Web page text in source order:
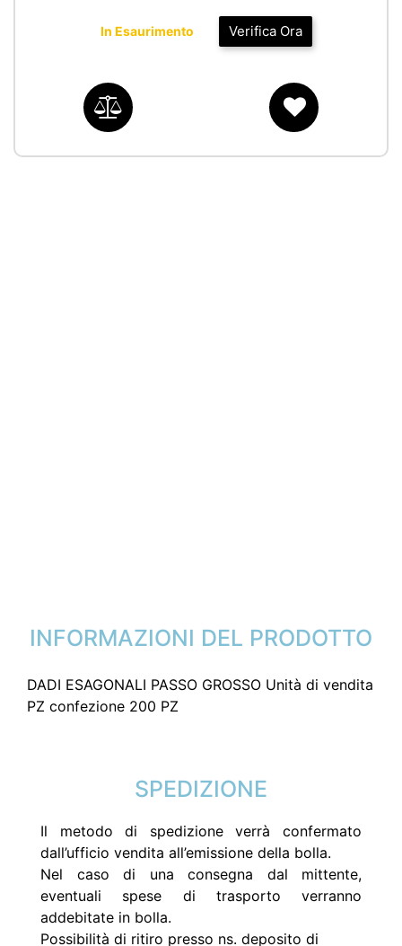
Verifica Ora
In Esaurimento
INFORMAZIONI DEL PRODOTTO
DADI ESAGONALI PASSO GROSSO Unità di vendita
PZ confezione 200 PZ
SPEDIZIONE
Il metodo di spedizione verrà confermato
dall’ufficio vendita all’emissione della bolla.
Nel caso di una consegna dal mittente,
eventuali spese di trasporto verranno
addebitate in bolla.
Possibilità di ritiro presso ns. deposito di